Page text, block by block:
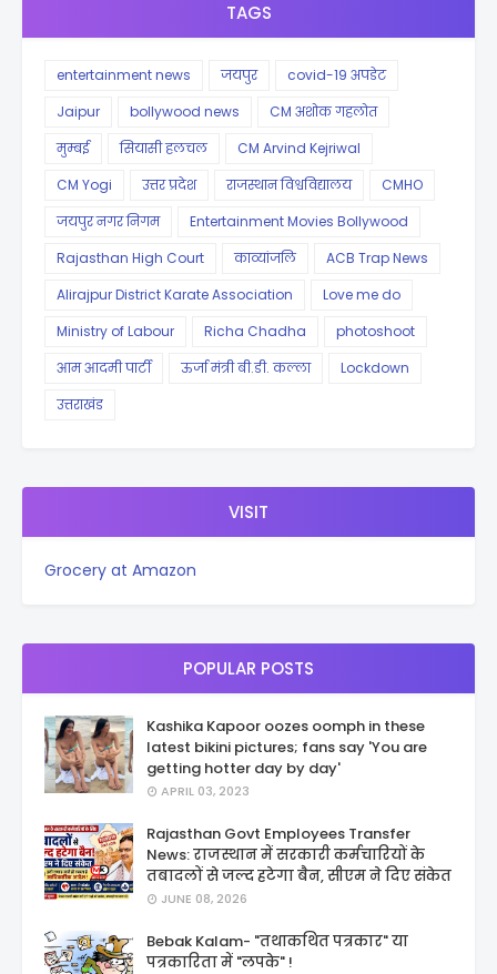
TAGS
entertainment news जयपुर
covid-19 अपडेट
Jaipur
bollywood news
CM अशोक गहलोत
मुम्बई
सियासी हलचल
CM Arvind Kejriwal
CM Yogi
उत्तर प्रदेश राजस्थान विश्वविद्यालय
CMHO
जयपुर नगर निगम
Entertainment Movies Bollywood
Rajasthan High Court
काव्यांजलि
ACB Trap News
Alirajpur District Karate Association
Love me do
Ministry of Labour
Richa Chadha
photoshoot
आम आदमी पार्टी
ऊर्जा मंत्री बी.डी. कल्ला
Lockdown
उत्तराखंड
VISIT
Grocery at Amazon
POPULAR POSTS
Kashika Kapoor oozes oomph in these
latest bikini pictures; fans say 'You are
getting hotter day by day'
APRIL 03, 2023
Rajasthan Govt Employees Transfer
News: राजस्थान में सरकारी कर्मचारियों के
तबादलों से जल्द हटेगा बैन, सीएम ने दिए संकेत
JUNE 08, 2026
Bebak Kalam- "तथाकथित पत्रकार" या
पत्रकारिता में "लपके" !